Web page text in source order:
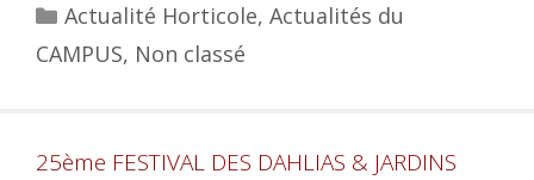
Actualité Horticole, Actualités du
CAMPUS, Non classé
25ème FESTIVAL DES DAHLIAS & JARDINS